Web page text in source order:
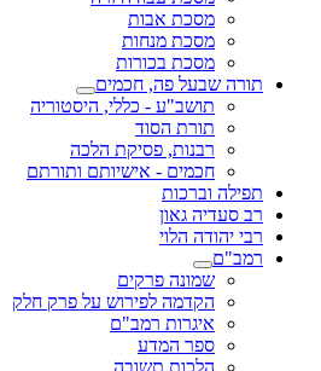
מסכת אבות
מסכת מנחות
מסכת בכורות
תורה שבעל פה, חכמים
תושב"ע - כללי, היסטוריה
תורת הסוד
רבנות, פסיקת הלכה
חכמים - אישיותם ותורתם
תפילה וברכות
רב סעדיה גאון
רבי יהודה הלוי
רמב"ם
שמונה פרקים
הקדמה לפירוש על פרק חלק
איגרות רמב"ם
ספר המדע